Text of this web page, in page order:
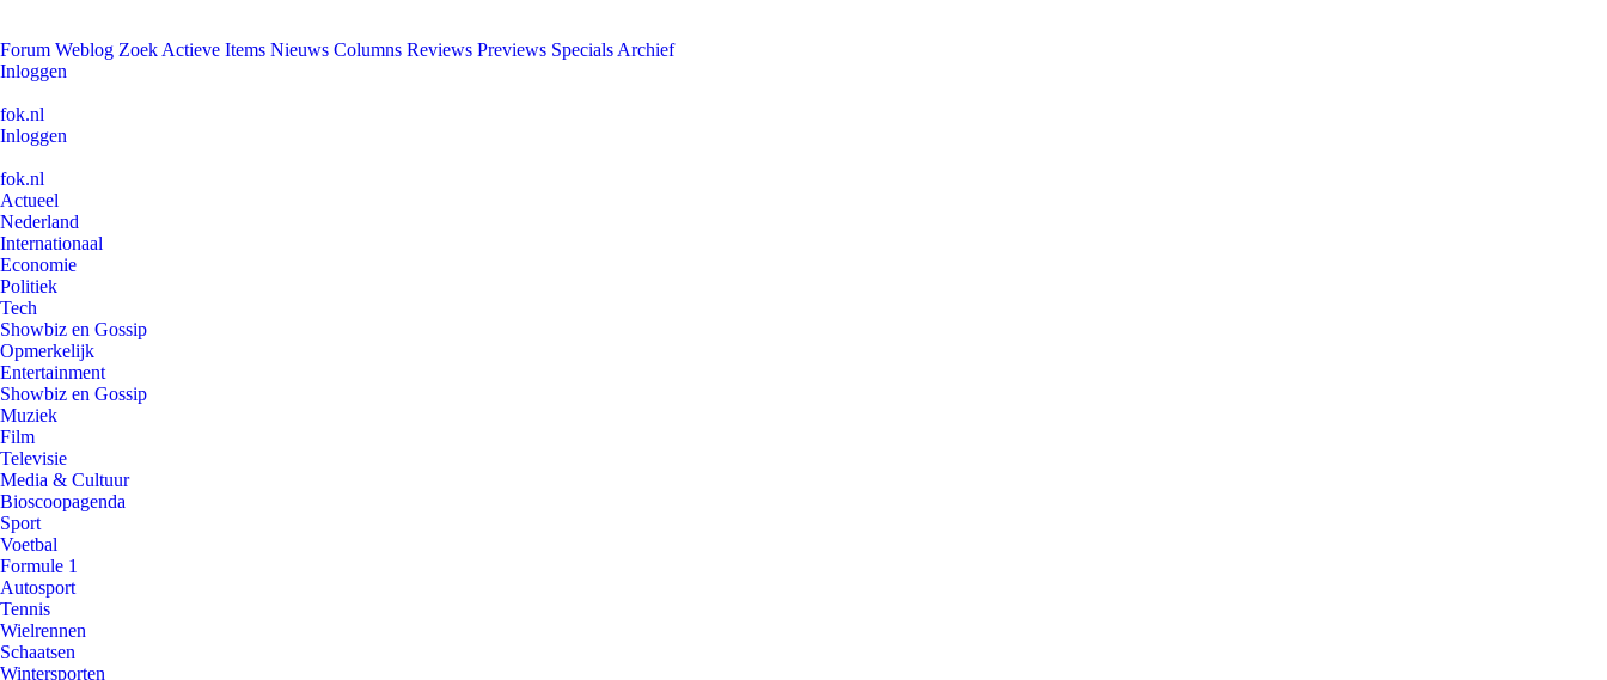
Forum Weblog Zoek Actieve Items Nieuws Columns Reviews Previews Specials Archief
Inloggen
fok.nl
Inloggen
fok.nl
Actueel
Nederland
Internationaal
Economie
Politiek
Tech
Showbiz en Gossip
Opmerkelijk
Entertainment
Showbiz en Gossip
Muziek
Film
Televisie
Media & Cultuur
Bioscoopagenda
Sport
Voetbal
Formule 1
Autosport
Tennis
Wielrennen
Schaatsen
Wintersporten